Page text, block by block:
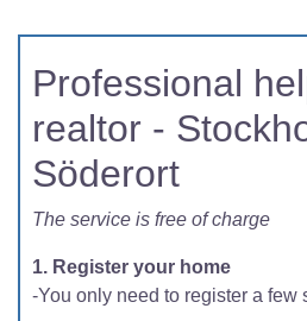
Professional
realtor -
Söderort
The service is free of charge
1. Register your home
-You only need to register a few